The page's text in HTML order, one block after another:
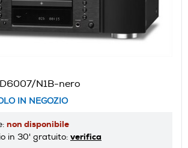
N1B-nero
IN NEGOZIO
non disponibile
in 30' gratuito: verifica